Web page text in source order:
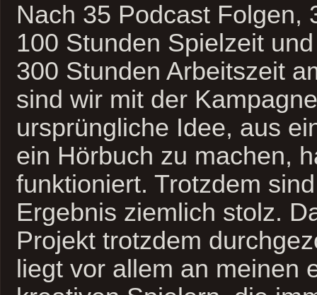
Nach 35 Podcast Folgen,
100 Stunden Spielzeit
300 Stunden Arbeitszeit
sind wir mit der
ursprüngliche Idee, aus
ein Hörbuch zu machen,
funktioniert. Trotzdem
Ergebnis ziemlich stolz.
Projekt trotzdem
liegt vor allem an meinen